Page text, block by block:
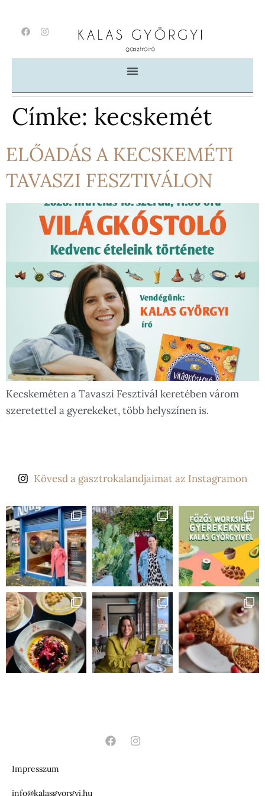
Címke: kecskemét
ELŐADÁS A KECSKEMÉTI
TAVASZI FESZTIVÁLON
Kecskeméten a Tavaszi Fesztivál keretében várom
szeretettel a gyerekeket, több helyszínen is.
Kövesd a gasztrokalandjaimat az Instagramon
Impresszum
info@kalasgyorgyi.hu